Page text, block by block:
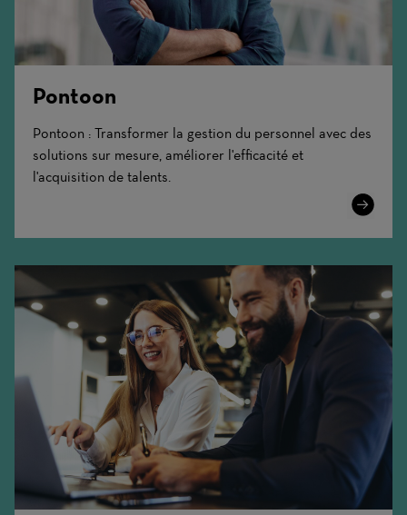
Pontoon
Pontoon : Transformer la gestion du personnel avec des
solutions sur mesure, améliorer l'efficacité et
l'acquisition de talents.
Learn